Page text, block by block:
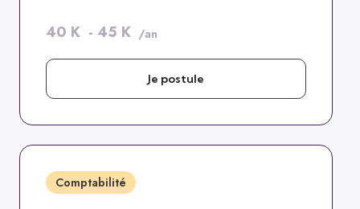
40 K - 45 K /an
Je postule
Comptabilité